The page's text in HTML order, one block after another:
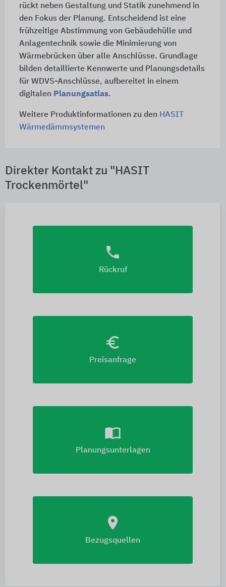
rückt neben Gestaltung und Statik zunehmend in
den Fokus der Planung. Entscheidend ist eine
frühzeitige Abstimmung von Gebäudehülle und
Anlagentechnik sowie die Minimierung von
Wärmebrücken über alle Anschlüsse. Grundlage
bilden detaillierte Kennwerte und Planungsdetails
für WDVS-Anschlüsse, aufbereitet in einem
digitalen Planungsatlas.
Weitere Produktinformationen zu den HASIT
Wärmedämmsystemen
Direkter Kontakt zu "HASIT
Trockenmörtel"
phone
Rückruf
euro_symbol
Preisanfrage
import_contacts
Planungsunterlagen
location_on
Bezugsquellen